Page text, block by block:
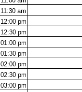
11:30 am
12:00 pm
12:30 pm
01:00 pm
01:30 pm
02:00 pm
02:30 pm
03:00 pm